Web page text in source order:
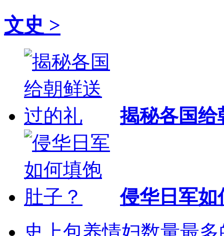
文史 >
揭秘各国给
侵华日军如
史上包养情妇数量最